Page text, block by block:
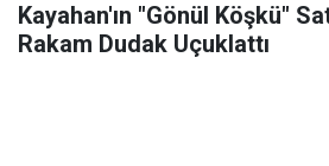
Kayahan'ın "Gönül Köşkü"
Rakam Dudak Uçuklattı